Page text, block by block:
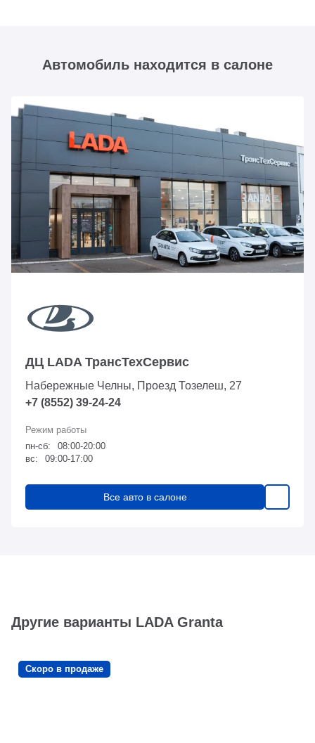
Автомобиль находится в салоне
ДЦ LADA ТрансТехСервис
Набережные Челны, Проезд ​Тозелеш, 27
+7 (8552) 39-24-24
пн-сб:
08:00-20:00
вс:
09:00-17:00
Все авто в салоне
Другие варианты LADA Granta
Скоро в продаже